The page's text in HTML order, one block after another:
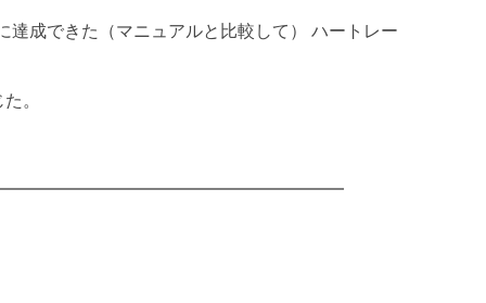
成できた（マニュアルと比較して） ハートレー
。